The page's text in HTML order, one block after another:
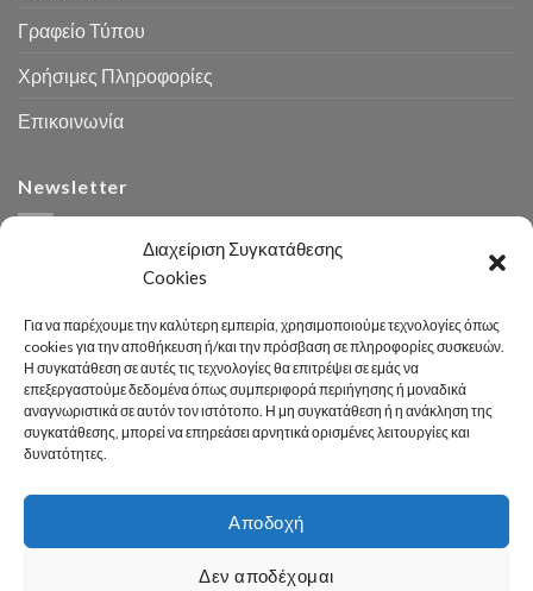
Διαχείριση Συγκατάθεσης
Cookies
Για να παρέχουμε την καλύτερη εμπειρία, χρησιμοποιούμε τεχνολογίες όπως
cookies για την αποθήκευση ή/και την πρόσβαση σε πληροφορίες συσκευών.
Η συγκατάθεση σε αυτές τις τεχνολογίες θα επιτρέψει σε εμάς να
επεξεργαστούμε δεδομένα όπως συμπεριφορά περιήγησης ή μοναδικά
αναγνωριστικά σε αυτόν τον ιστότοπο. Η μη συγκατάθεση ή η ανάκληση της
συγκατάθεσης, μπορεί να επηρεάσει αρνητικά ορισμένες λειτουργίες και
δυνατότητες.
Αποδοχή
Δεν αποδέχομαι
Γραφείο Τύπου
Χρήσιμες Πληροφορίες
Επικοινωνία
Newsletter
Αναζήτηση
Developed 2026 by